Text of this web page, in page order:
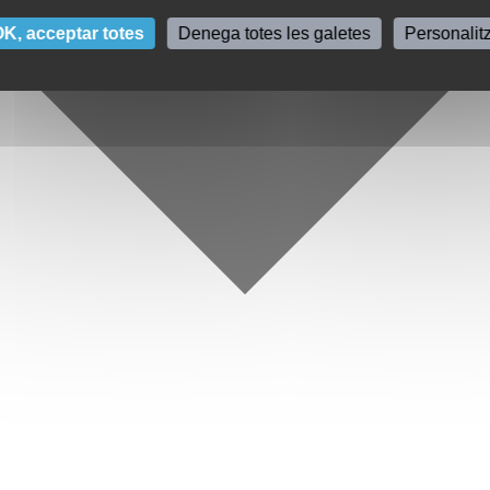
acceptar totes Denega totes les galetes